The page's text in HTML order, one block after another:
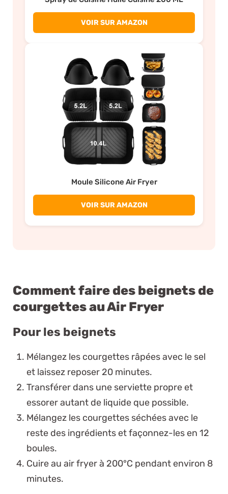
VOIR SUR AMAZON
Moule Silicone Air Fryer
VOIR SUR AMAZON
Comment faire des beignets de
courgettes au Air Fryer
Pour les beignets
Mélangez les courgettes râpées avec le sel
et laissez reposer 20 minutes.
Transférer dans une serviette propre et
essorer autant de liquide que possible.
Mélangez les courgettes séchées avec le
reste des ingrédients et façonnez-les en 12
boules.
Cuire au air fryer à 200°C pendant environ 8
minutes.